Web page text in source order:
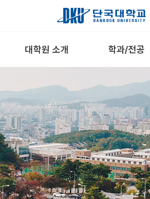
Skip to Main Content
대학원 소개 학과/전공